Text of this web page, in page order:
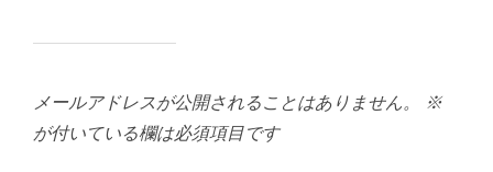
メールアドレスが公開されることはありません。
※
が付いている欄は必須項目です